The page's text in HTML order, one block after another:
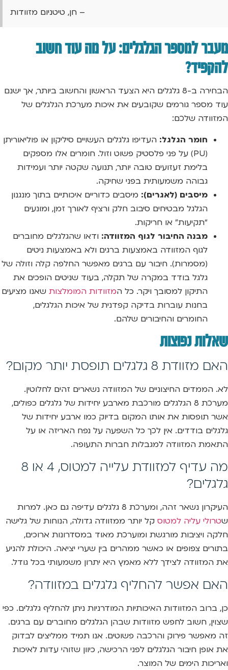
– חן, טיטניום מזוודות
מעבר למספר הגלגלים: על מה עוד חשוב
להקפיד?
הבחירה ב-8 גלגלים היא הצעד הראשון והחשוב ביותר, אך ישנם
עוד מספר גורמים שקובעים את איכות מערכת הגלגלים של
המזוודה שלכם:
חומר הגלגל: העדיפו גלגלים העשויים סיליקון או פוליאוריתן
(PU) על פני פלסטיק פשוט וזול. חומרים אלו מספקים
בלימת זעזועים טובה יותר, תנועה שקטה יותר ועמידות
גבוהה משמעותית בפני שחיקה.
מיסבים (לאגרים): מיסבים כדוריים איכותיים בתוך מנגנון
הגלגל מבטיחים סיבוב חלק ורציף לאורך זמן, ומונעים
“תקיעות” או חריקות.
מבנה החיבור לגוף המזוודה: ודאו שהגלגלים מחוברים
לגוף המזוודה באמצעות ברגים ולא באמצעות ניטים
(מסמרות). חיבור עם ברגים מאפשר החלפה קלה וזולה של
גלגל בודד במקרה של תקלה, בעוד שניטים הופכים את
התיקון למסובך ויקר. כל המזוודות המומלצות שאנו מציעים
בחנות עוברות בדיקה קפדנית של איכות הגלגלים,
החומרים והחיבורים שלהם.
שאלות נפוצות
האם מזוודת 8 גלגלים תופסת יותר מקום?
לא. הממדים החיצוניים של המזוודה נשארים זהים לחלוטין.
מערכת 8 הגלגלים מורכבת מארבע יחידות של גלגלים כפולים,
אשר תופסות את אותו המקום בדיוק כמו ארבע יחידות של
גלגלים בודדים. אין לכך כל השפעה על נפח האריזה או על
התאמת המזוודה למגבלות חברות התעופה.
מה עדיף למזוודת עלייה למטוס, 4 או 8
גלגלים?
העיקרון נשאר זהה, ומערכת 8 גלגלים עדיפה גם כאן. למרות
שטרולי עליה למטוס קל יותר ממזוודה גדולה, הנוחות של גלישה
חלקה ויציבות מורגשת ומוערכת מאוד במסדרונות ארוכים,
בתורים צפופים או כאשר ממהרים בין שערי יציאה. היכולת להניע
את המזוודה לצידך ללא מאמץ היא יתרון משמעותי בכל גודל.
האם אפשר להחליף גלגלים במזוודה?
כן, ברוב המזוודות האיכותיות המודרניות ניתן להחליף גלגלים. כפי
שצוין, חשוב לחפש מזוודות שבהן הגלגלים מחוברים עם ברגים.
זה מאפשר פירוק והרכבה פשוטים. אנו תמיד ממליצים לבדוק
את אופן חיבור הגלגלים לפני הרכישה, כיוון שזוהי עדות לאיכות
ואריכות הימים של המוצר.